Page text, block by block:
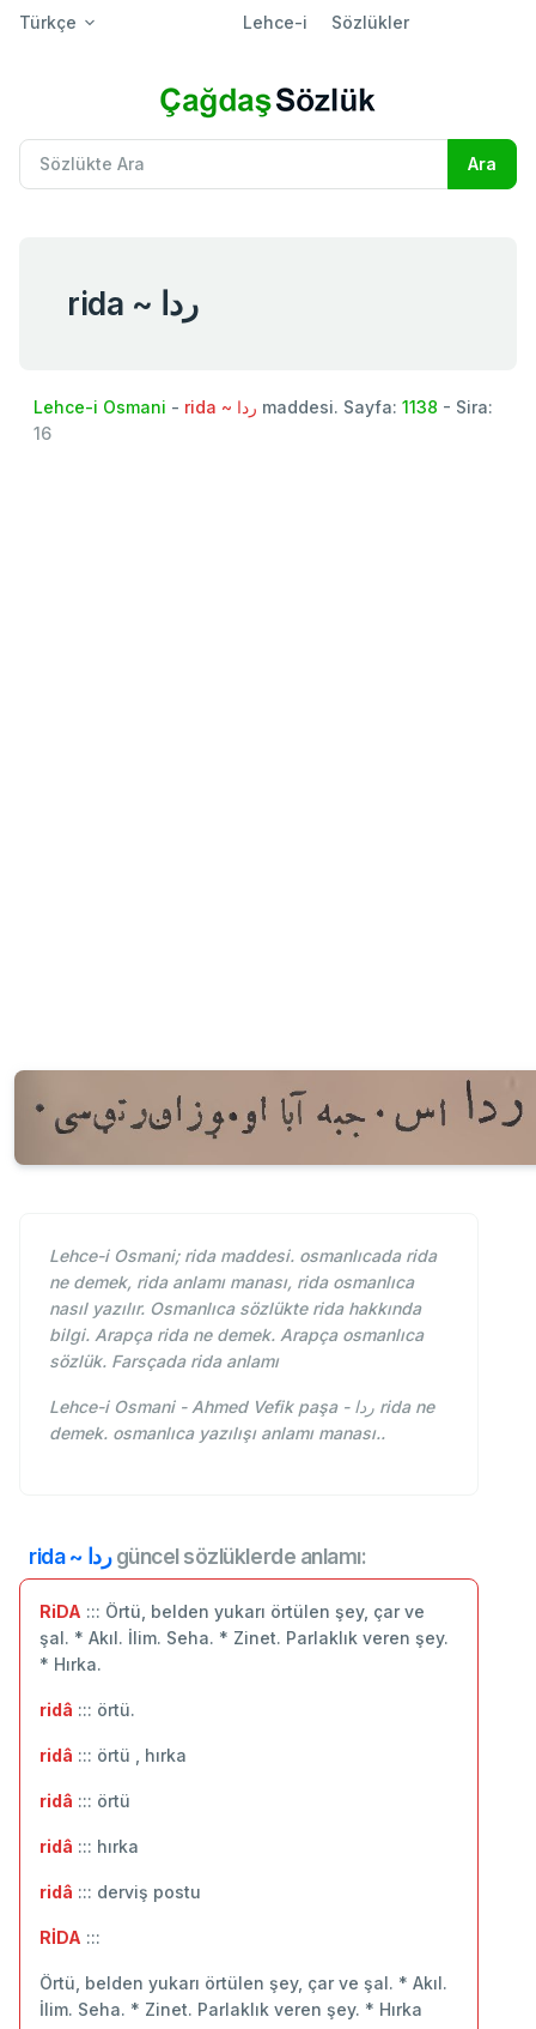
Türkçe Lehce-i Sözlükler
rida ~ ردا
Lehce-i Osmani - rida ~ ردا maddesi. Sayfa: 1138 - Sira:
16
Lehce-i Osmani; rida maddesi. osmanlıcada rida
ne demek, rida anlamı manası, rida osmanlıca
nasıl yazılır. Osmanlıca sözlükte rida hakkında
bilgi. Arapça rida ne demek. Arapça osmanlıca
sözlük. Farsçada rida anlamı
Lehce-i Osmani - Ahmed Vefik paşa - ردا rida ne
demek. osmanlıca yazılışı anlamı manası..
rida ~ رداgüncel sözlüklerde anlamı:
RiDA ::: Örtü, belden yukarı örtülen şey, çar ve
şal. * Akıl. İlim. Seha. * Zinet. Parlaklık veren şey.
* Hırka.
ridâ ::: örtü.
ridâ ::: örtü , hırka
ridâ ::: ‬örtü
ridâ ::: hırka
ridâ ::: derviş postu
RİDA :::
Örtü, belden yukarı örtülen şey, çar ve şal. * Akıl.
İlim. Seha. * Zinet. Parlaklık veren şey. * Hırka